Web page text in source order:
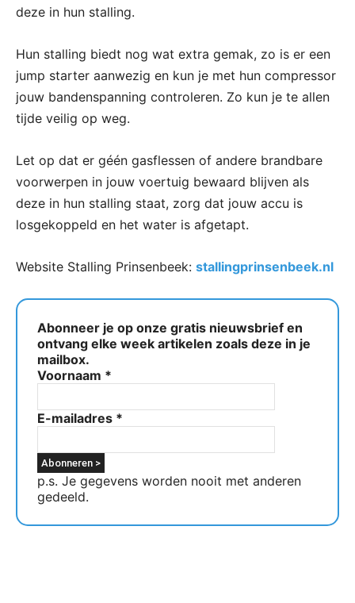
deze in hun stalling.
Hun stalling biedt nog wat extra gemak, zo is er een
jump starter aanwezig en kun je met hun compressor
jouw bandenspanning controleren. Zo kun je te allen
tijde veilig op weg.
Let op dat er géén gasflessen of andere brandbare
voorwerpen in jouw voertuig bewaard blijven als
deze in hun stalling staat, zorg dat jouw accu is
losgekoppeld en het water is afgetapt.
Website Stalling Prinsenbeek: stallingprinsenbeek.nl
Abonneer je op onze gratis nieuwsbrief en
ontvang elke week artikelen zoals deze in je
mailbox.
Voornaam *
E-mailadres *
p.s. Je gegevens worden nooit met anderen
gedeeld.